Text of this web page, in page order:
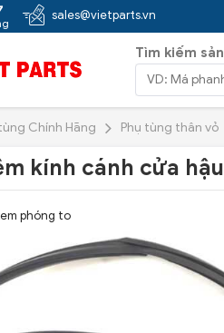
sales@vietparts.vn
Tìm kiếm
Chính Hãng Phụ tùng thân vỏ
kính cánh cửa
phóng to